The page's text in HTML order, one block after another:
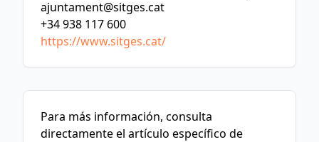
ajuntament@sitges.cat
+34 938 117 600
https://www.sitges.cat/
Para más información, consulta
directamente el artículo específico de